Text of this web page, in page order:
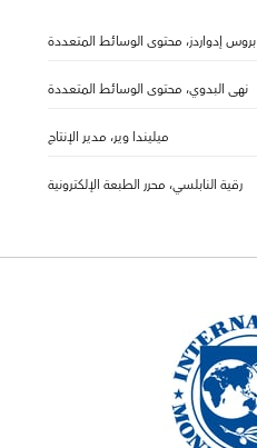
بروس إدواردز، محتوى الوسائط المتعددة
نهى البدوي، محتوى الوسائط المتعددة
ميليندا وير، مدير الإنتاج
رقية النابلسي، محرر الطبعة الإلكترونية